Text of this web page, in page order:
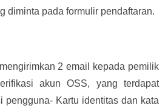
diminta pada formulir pendaftaran.
2 email kepada pemilik
akun OSS, yang terdapat
pengguna- Kartu identitas dan kata